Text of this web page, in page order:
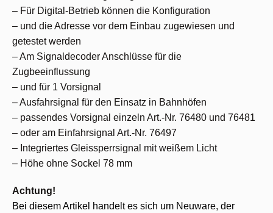
– Für Digital-Betrieb können die Konfiguration
– und die Adresse vor dem Einbau zugewiesen und
getestet werden
– Am Signaldecoder Anschlüsse für die
Zugbeeinflussung
– und für 1 Vorsignal
– Ausfahrsignal für den Einsatz in Bahnhöfen
– passendes Vorsignal einzeln Art.-Nr. 76480 und 76481
– oder am Einfahrsignal Art.-Nr. 76497
– Integriertes Gleissperrsignal mit weißem Licht
– Höhe ohne Sockel 78 mm
Achtung!
Bei diesem Artikel handelt es sich um Neuware, der